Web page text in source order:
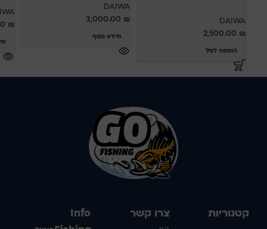
DAIWA
2,500.00 ₪
הוספה לסל
DAIWA
3,000.00 ₪
מידע נוסף
₪
Info
קטגוריות צרו קשר